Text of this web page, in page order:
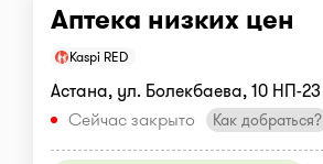
Аптека низких цен
Kaspi RED
Астана, ул. Болекбаева, 10 НП-23
Сейчас закрыто
Как добраться?